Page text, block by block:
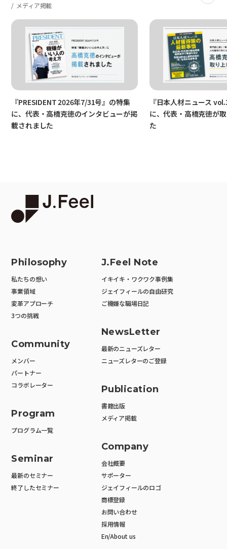
メディア掲載
『PRESIDENT 2026年7/31号』の特集
に、代表・高橋克徳のインタビューが掲
載されました
『日本人材ニュース
に、代表・高橋克徳が
た
Philosophy
私たちの想い
事業領域
変革アプローチ
3つの挑戦
Community
メンバー
パートナー
コラボレーター
Program
プログラム一覧
Seminar
最新のセミナー
終了したセミナー
J.Feel Note
イキイキ・ワクワク事例集
ジェイフィールの自由研究
ご機嫌な職場日記
NewsLetter
最新のニューズレター
ニューズレターのご登録
Publication
書籍出版
メディア掲載
Company
会社概要
サポーター
ジェイフィールのロゴ
商標登録
お問い合わせ
採用情報
En/About us